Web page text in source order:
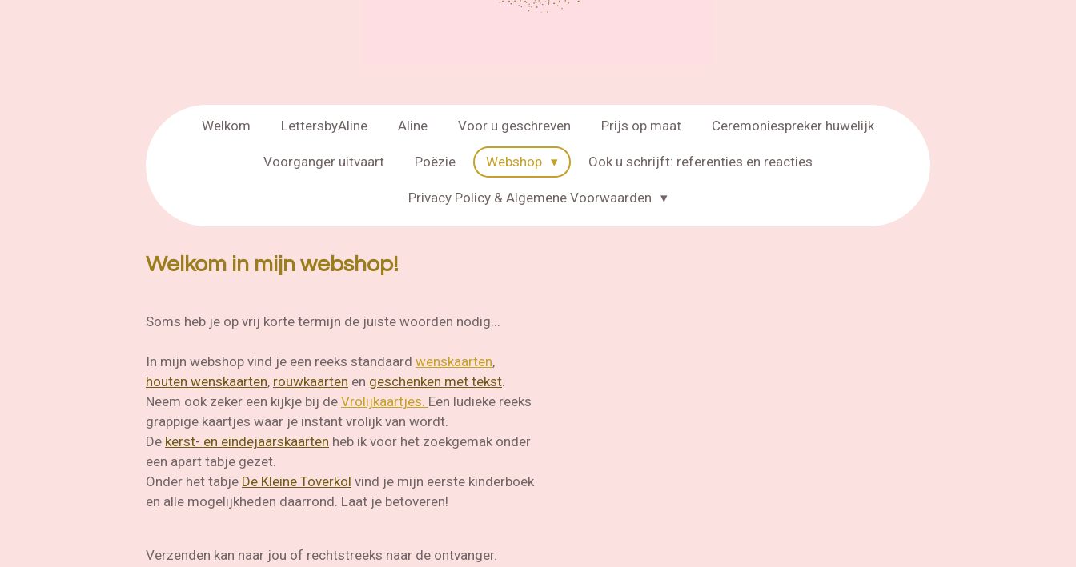
Welkom LettersbyAline Aline Voor u geschreven Prijs op maat Ceremoniespreker huwelijk
Voorganger uitvaart Poëzie Webshop Ook u schrijft: referenties en reacties
Privacy Policy & Algemene Voorwaarden
Welkom in mijn webshop!
Soms heb je op vrij korte termijn de juiste woorden nodig...
In mijn webshop vind je een reeks standaard wenskaarten,
houten wenskaarten, rouwkaarten en geschenken met tekst.
Neem ook zeker een kijkje bij de Vrolijkaartjes. Een ludieke reeks
grappige kaartjes waar je instant vrolijk van wordt.
De kerst- en eindejaarskaarten heb ik voor het zoekgemak onder
een apart tabje gezet.
Onder het tabje De Kleine Toverkol vind je mijn eerste kinderboek
en alle mogelijkheden daarrond. Laat je betoveren!
Verzenden kan naar jou of rechtstreeks naar de ontvanger.